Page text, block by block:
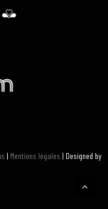
| Mentions légales | Designed by